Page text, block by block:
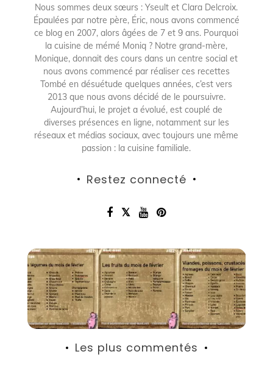
Nous sommes deux sœurs : Yseult et Clara Delcroix.
Épaulées par notre père, Éric, nous avons commencé
ce blog en 2007, alors âgées de 7 et 9 ans. Pourquoi
la cuisine de mémé Moniq ? Notre grand-mère,
Monique, donnait des cours dans un centre social et
nous avons commencé par réaliser ces recettes
Tombé en désuétude quelques années, c’est vers
2013 que nous avons décidé de le poursuivre.
Aujourd’hui, le projet a évolué, est couplé de
diverses présences en ligne, notamment sur les
réseaux et médias sociaux, avec toujours une même
passion : la cuisine familiale.
Restez connecté
Les plus commentés